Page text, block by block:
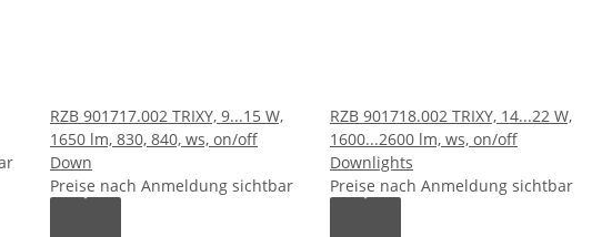
RZB 901717.002 TRIXY, 9...15 W,
1650 lm, 830, 840, ws, on/off
Down
Preise nach Anmeldung sichtbar
RZB 901718.002 TRIXY, 14...22 W,
1600...2600 lm, ws, on/off
Downlights
Preise nach Anmeldung sichtbar